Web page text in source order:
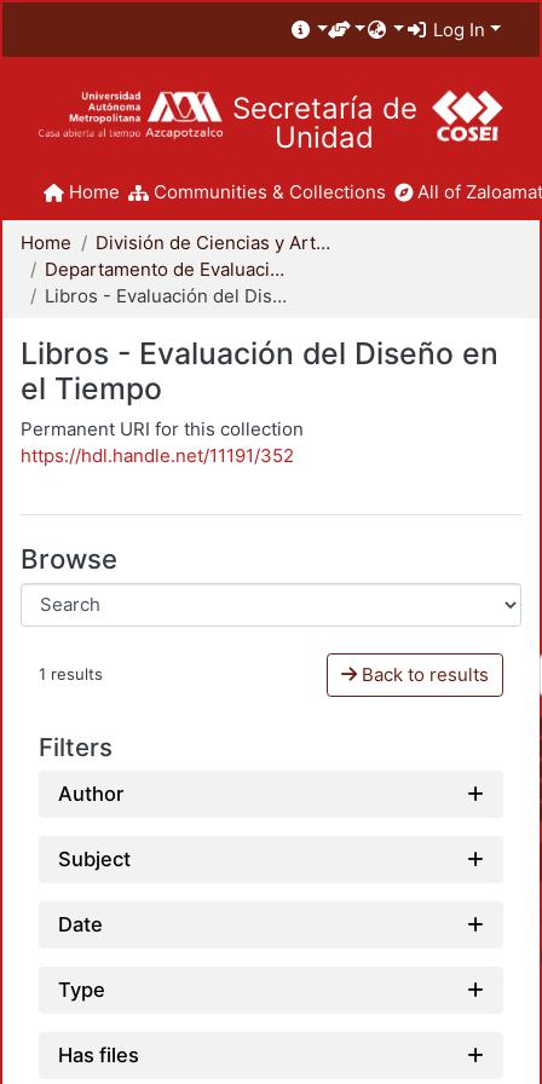
Log In
Secretaría de
Unidad
Home Communities & Collections All of
Home
División de Ciencias y Artes para el Diseño
Departamento de Evaluación del Diseño en el Tiempo
Libros - Evaluación del Diseño en el Tiempo
Libros - Evaluación del Diseño en
el Tiempo
Permanent URI for this collection
https://hdl.handle.net/11191/352
Browse
1 results Back to results
Filters
Author
Subject
Date
Type
Has files